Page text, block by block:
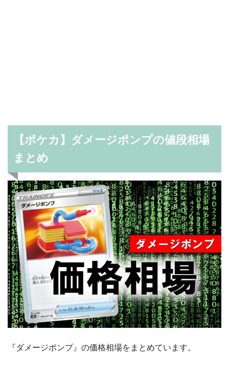
【ポケカ】ダメージポンプの値段相場
まとめ
『ダメージポンプ』の価格相場をまとめています。